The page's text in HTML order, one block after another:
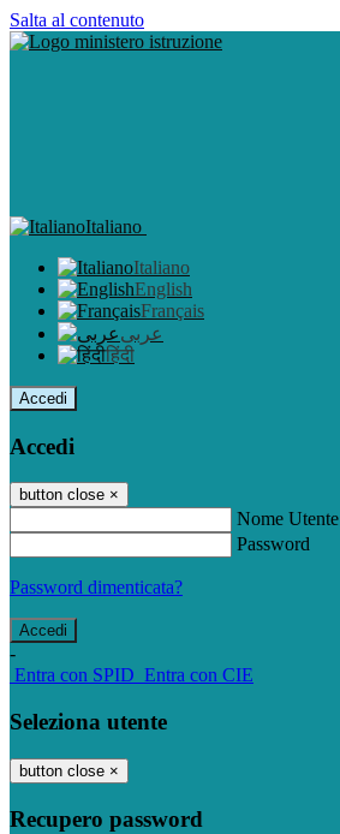
Salta al contenuto
Italiano
Italiano
English
Français
عربى
हिंदी
Accedi
Accedi
button close ×
Nome Utente
Password
Password dimenticata?
-
Entra con SPID Entra con CIE
Seleziona utente
button close ×
Recupero password